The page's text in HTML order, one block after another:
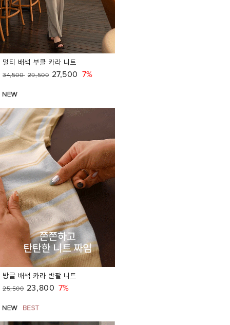
멀티 배색 부클 카라 니트
34,500 29,500 27,500 7%
방글 배색 카라 반팔 니트
25,500 23,800 7%